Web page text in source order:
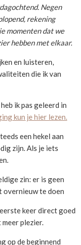
Negen
rekening
momenten dat we
hebben met elkaar.
en luisteren,
die ik van
ik pas geleerd in
kun je hier lezen.
een hekel aan
zijn. Als je iets
zin: er is geen
overnieuw te doen
keer direct goed
plezier.
op de beginnend